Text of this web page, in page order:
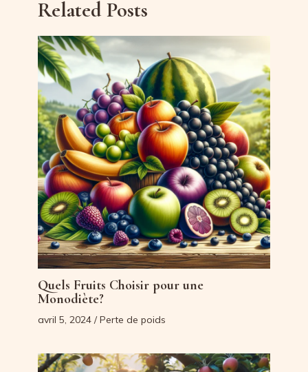
Related Posts
Quels Fruits Choisir pour une
Monodiète?
avril 5, 2024 /Perte de poids